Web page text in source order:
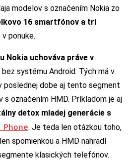
modelov s označením Nokia zo
16 smartfónov a tri
ponuke.
Nokia uchováva práve v
bez systému Android. Tých má v
poslednej dobe aj tento segment
s označením HMD. Príkladom je aj
detox mladej generácie s
. Je teda len otázkou toho,
spomienkou a HMD nahradí
klasických telefónov.